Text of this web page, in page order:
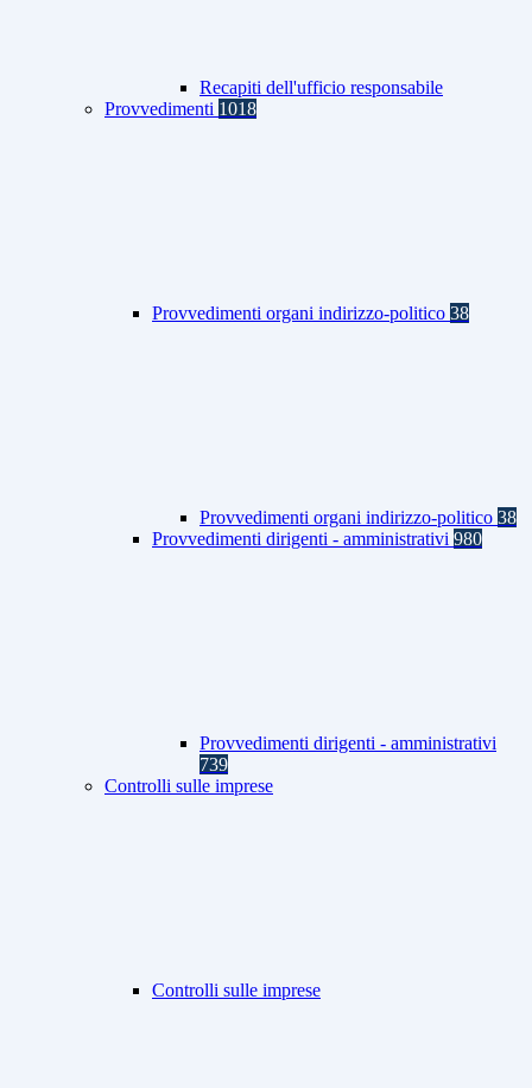
Recapiti dell'ufficio responsabile
Provvedimenti 1018
Provvedimenti organi indirizzo-politico 38
Provvedimenti organi indirizzo-politico 38
Provvedimenti dirigenti - amministrativi 980
Provvedimenti dirigenti - amministrativi
739
Controlli sulle imprese
Controlli sulle imprese